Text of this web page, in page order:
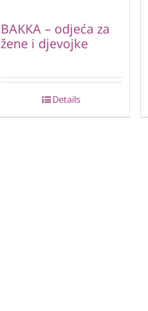
BAKKA – odjeća za
žene i djevojke
Details